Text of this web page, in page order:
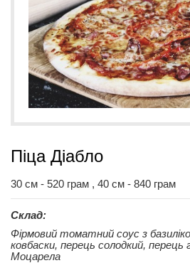
Піца Діабло
30 см - 520 грам , 40 см - 840 грам
Склад:
Фірмовий томатний соус з
ковбаски, перець солодкий, перець
Моцарела